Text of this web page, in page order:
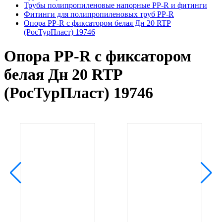
Трубы полипропиленовые напорные PP-R и фитинги
Фитинги для полипропиленовых труб PP-R
Опора PP-R с фиксатором белая Дн 20 RTP
(РосТурПласт) 19746
Опора PP-R с фиксатором
белая Дн 20 RTP
(РосТурПласт) 19746